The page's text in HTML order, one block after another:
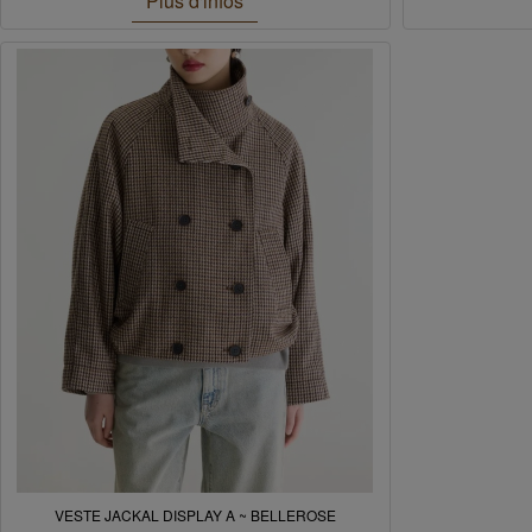
VESTE JACKAL DISPLAY A ~ BELLEROSE